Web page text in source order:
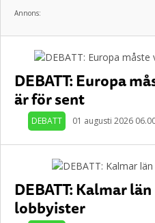
Annons:
DEBATT: Europa
är för sent
DEBATT 01 augusti 2026
DEBATT: Kalmar
lobbyister